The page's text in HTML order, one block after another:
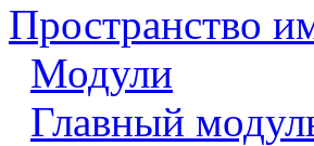
Пространство
Модули
Главный